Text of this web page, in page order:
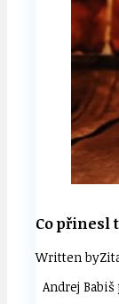
Co přinesl
Written by
Andrej